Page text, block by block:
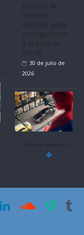
El costo de
tener un
vehículo gana
protagonismo
a la hora de
decidir
30 de julio de
2026
Ultima película
‘Spider‑Man:
29 de julio de